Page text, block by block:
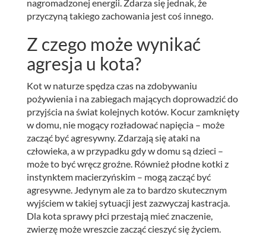
nagromadzonej energii. Zdarza się jednak, że
przyczyną takiego zachowania jest coś innego.
Z czego może wynikać
agresja u kota?
Kot w naturze spędza czas na zdobywaniu
pożywienia i na zabiegach mających doprowadzić do
przyjścia na świat kolejnych kotów. Kocur zamknięty
w domu, nie mogący rozładować napięcia – może
zacząć być agresywny. Zdarzają się ataki na
człowieka, a w przypadku gdy w domu są dzieci –
może to być wręcz groźne. Również płodne kotki z
instynktem macierzyńskim – mogą zacząć być
agresywne. Jedynym ale za to bardzo skutecznym
wyjściem w takiej sytuacji jest zazwyczaj kastracja.
Dla kota sprawy płci przestają mieć znaczenie,
zwierzę może wreszcie zacząć cieszyć się życiem.